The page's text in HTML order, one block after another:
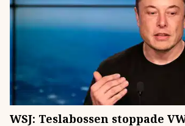
WSJ: Teslabossen stoppade